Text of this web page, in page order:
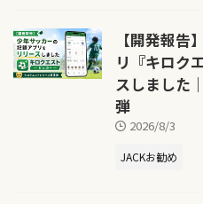
【開発報告
リ『キロク
スしました
弾
2026/8/3
JACKお勧め